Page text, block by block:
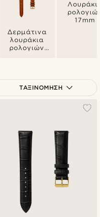
Δερμάτινα
λουράκια
ρολογιών
17mm
ΤΑΞΙΝΌΜΗΣΗ
Φθηνότερα
Ακριβότερα